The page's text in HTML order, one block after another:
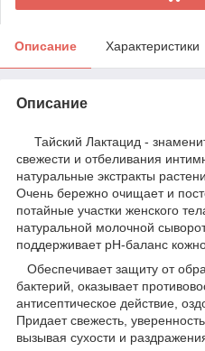
Описание Характеристики
Описание
Тайский Лактацид -
свежести и отбеливания
натуральные экстракты
Очень бережно очищает и
потайные участки женского
натуральной молочной
поддерживает pH-баланс
Обеспечивает защиту от
бактерий, оказывает
антисептическое действие,
Придает свежесть,
вызывая сухости и